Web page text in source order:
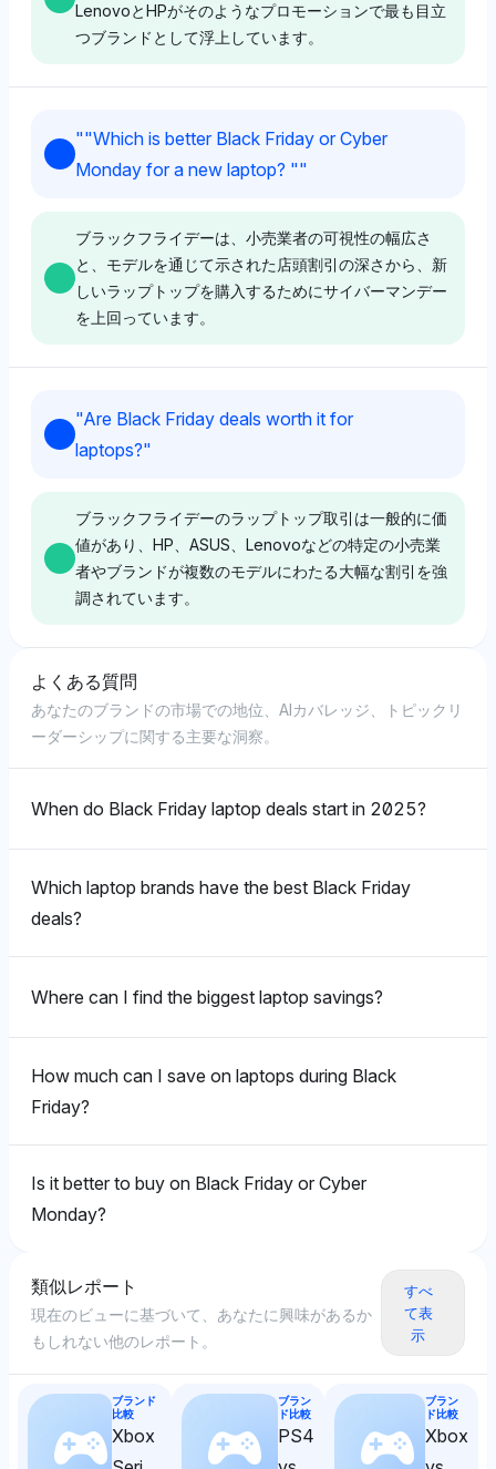
てています。その認識はエコシステムの多様性に集中し
ており、販売期間中にさまざまなコンピュータブランド
Chatgpt
ChatGPTは、Apple（4.2％）とWindows（4.2％）、
を待つことに対して前向きなトーンを示し、高い可視性
が人気のあるプラットフォームでの潜在的な割引と関連
付けています。ユーザーエクスペリエンスを強調し、イ
ベント中に広く採用されているシステムでの大幅な節約
Grok
Grokは、Best Buy（4.2％）、Dell（4.2％）、
できる小売業者とブランドの高い可視性のためにブラッ
クフライデーを待つことに対して非常に前向きなトーン
を反映しています。小売の認識に基づいており、販売イ
ベント中のコンピュータ取引の豊富な可用性を示してい
Gemini
Geminiは、Amazon Web Services（4.2％）と
ンを持ち、潜在的な節約のための取引追跡とオンライン
フォームがイベント中の割引の機会を最大化できること
を示唆しています。
前向きで、主要な店舗やCamelcamelcamelなどの価格
追跡ツール全体でのアクセス可能な取引に焦点を当てて
Grok
Grokは、Honey（2.1％）やSlickdeals（1％）などの
Buy（各4.2％）などの小売業者と共に強調し、ブラッ
クフライデー期間中に節約を最大化することに重点を置
いています。そのトーンは前向きで、ラップトップの購
入におけるツールと小売業者の選択肢を通じてのユーザ
Chatgpt
ChatGPTは、KeepaやCamelcamelcamel（各4.2％）
デー中のプレミアムラップトップ取引に
Apple（4.2％）を好みます。そのトーンは前向きで、
データ駆動の価格モニタリングとブランド固有のオファ
ーを通じて情報に基づいた購入を奨励しています。
Perplexity
Perplexityは、LenovoとHP（各4.2％）をブラックフ
ライデーのトップラップトップブランドとして優先し、
ンは前向きで、ブランドの信頼性と小売業者のターゲッ
Deepseek
Deepseekは、Lenovo、HP、ASUS、Apple、
バランスの取れた見方を示し、広範な取引によりブラッ
クフライデーが強力な機会であることを示唆していま
す。そのトーンは中立から前向きで、特定の小売業者や
ツールの推薦に対して多様性に焦点を当てています。
LenovoとHPがそのようなプロモーションで最も目立
つブランドとして浮上しています。
Perplexityは、Lenovo、HP、Best Buy、そして
Dell（各4.2％）の高い可視性を持つバランスの取れた
強く関連付けています。そのトーンは前向きで、販売イ
ベント中の主要ラップトップブランドと小売業者の幅広
い選択肢を強調しています。
Chatgpt
てApple（各3.1％）をブラックフライデーのラップト
ップ取引において注目すべきブランドとして強調し、メ
ーンは前向きで、多様な購入プラットフォームでの取引
の可用性に自信を持っていることを反映しています。
Dell（各4.2％）をブラックフライデーのラップトップ
プロモーションのために好み、主要なラップトップメー
カーに強く焦点を当てています。その前向きなトーン
調し、ブラックフライデーの取引にラップトップブラン
ンは、主要な小売およびテクノロジーエコシステムを通
じた取引のアクセス可能性への楽観を示唆しています。
Gemini
Newegg（各4.2％）を優先し、ブラックフライデーの
取引のためのラップトップブランドとテクノロジー特化
ス可能な取引と使いやすいプラットフォームを強調して
います。
""Which is better Black Friday or Cyber
Monday for a new laptop? ""
ブラックフライデーは、小売業者の可視性の幅広さ
と、モデルを通じて示された店頭割引の深さから、新
しいラップトップを購入するためにサイバーマンデー
を上回っています。
Deepseekは、Best Buy、Newegg、および
Lenovo（各3.1％の可視性シェア）などの小売業者に対
提供する物理的およびオンラインストアの多様性に対し
てブラックフライデーのわずかな優先を示しています。
そのトーンは中立で、特定のイベントの利点よりも小売
業者の存在に焦点を当てています。
Chatgpt
ChatGPTは、LenovoとHPなどのラップトップブラン
ドに強い可視性を持ち、ブラックフライデーを好み、今
回のイベント中の店頭および早期オンライン取引がより
ランド特有の割引とコストコ（2.1％）のような小売の
多様性を強調しています。
Perplexity
Perplexityはブラックフライデーをわずかに好み、Best
Buy（3.1％）などの小売業者やHP（3.1％）などのブラ
強力な対面取引を示唆しています。そのトーンは中立
で、小売業者の可用性に焦点を当てていますが、明示的
なイベントの比較にはあまり触れていません。
Gemini
Geminiは、Honey（3.1％）や
ールに対する高い可視性を示し、サイバーマンデーに対
する優先を指摘し、ブラックフライデー後のラップトッ
プでのオンライン価格追跡と取引の方が良いことを示唆
しています。そのトーンはデジタルショッピングエコシ
ステムに対して前向きです。
Grok
"Are Black Friday deals worth it for
laptops?"
ブラックフライデーのラップトップ取引は一般的に価
値があり、HP、ASUS、Lenovoなどの特定の小売業
者やブランドが複数のモデルにわたる大幅な割引を強
調されています。
Grok
Grokは、ASUS、HP、Appleなどの幅広いラップトッ
プブランドを強調し、SlickdealsやCamelcamelcamel
などの取引追跡プラットフォームと共に、ブラックフラ
イデーが substantial savings opportunitiesを提供する
ことを示唆しています。そのトーンは前向きで、取引を
見つけるための両方のブランドとツールの可視性に焦点
を当てています。
Perplexity
Perplexityは、Best Buyなどの小売業者と共にLenovo
そのトーンは前向きで、ラップトップのための小売専用
の取引に焦点を当てています。
Chatgpt
ChatGPTは、Lenovo、ASUS、HPを強調し、Honeyな
デーの取引は戦略的な買い物と組み合わせると価値があ
ることを示唆しています。そのトーンは中立から前向き
で、ブランドの可視性と消費者の力のバランスを取って
います。
Gemini
よくある質問
あなたのブランドの市場での地位、AIカバレッジ、トピックリ
ーダーシップに関する主要な洞察。
When do Black Friday laptop deals start in 2025?
Which laptop brands have the best Black Friday
deals?
Where can I find the biggest laptop savings?
How much can I save on laptops during Black
Friday?
Is it better to buy on Black Friday or Cyber
Monday?
類似レポート
現在のビューに基づいて、あなたに興味があるか
もしれない他のレポート。
すべ
て表
示
ブランド
比較
Xbox
ブラン
ド比較
PS4
ブラン
ド比較
Xbox